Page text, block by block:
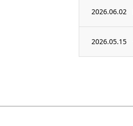
2026.06.02
2026.05.15